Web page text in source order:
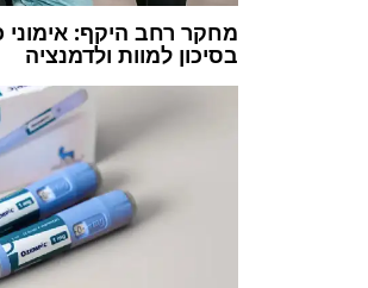
מחקר רחב היקף: אימוני
בסיכון למוות ולדמנציה